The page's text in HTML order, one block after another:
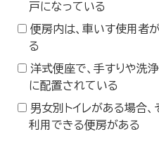
戸になっている
便房内は、車いす使用者
る
洋式便座で、手すりや洗
に配置されている
男女別トイレがある場合
利用できる便房がある